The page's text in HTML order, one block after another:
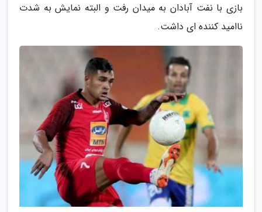
بازی با نفت آبادان به میدان رفت و البته نمایش به شدت
ناامید کننده ای داشت.